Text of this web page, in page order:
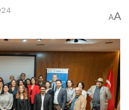
AA